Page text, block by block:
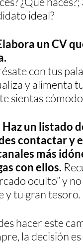
ideal?
un CV
con tus
y alimenta
sientas
Haz un listado
contactar y
más
con ellos.
oculto” y
y tu gran tesoro.
hacer este
la decisión